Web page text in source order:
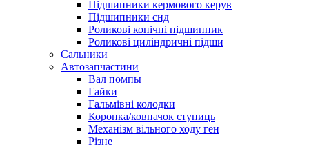
Підшипники кермового керув
Підшипники снд
Роликові конічні підшипник
Роликові циліндричні підши
Сальники
Автозапчастини
Вал помпы
Гайки
Гальмівні колодки
Коронка/ковпачок ступиць
Механізм вільного ходу ген
Різне